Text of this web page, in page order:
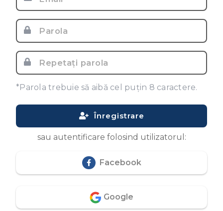
*Parola trebuie să aibă cel puțin 8 caractere.
Înregistrare
sau autentificare folosind utilizatorul:
Facebook
Google